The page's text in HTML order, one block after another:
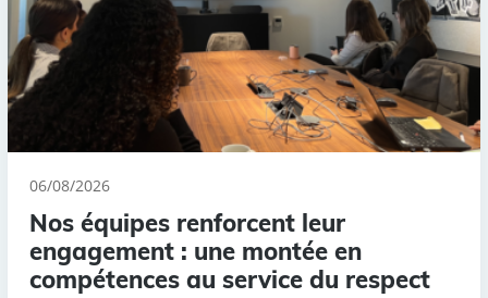
06/08/2026
Nos équipes renforcent leur
engagement : une montée en
compétences au service du respect